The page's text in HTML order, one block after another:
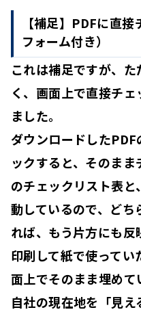
【補足】PDFに直
フォーム付き）
これは補足ですが、
く、 画面上で直接チ
ました。
ダウンロードした
ックすると、そのま
のチェックリスト表
動しているので、ど
れば、もう片方にも反
印刷して紙で使ってい
面上でそのまま埋めて
自社の現在地を「見